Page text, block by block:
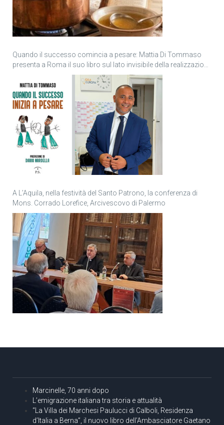
Quando il successo comincia a pesare: Mattia Di Tommaso
presenta a Roma il suo libro sul lato invisibile della realizzazione
A L’Aquila, nella festività del Santo Patrono, la conferenza di
Mons. Corrado Lorefice, Arcivescovo di Palermo
Marcinelle, 70 anni dopo
L’emigrazione italiana tra storia e attualità
“La Villa dei Marchesi Paulucci di Calboli, Residenza
d’Italia a Berna”, il nuovo libro dell’Ambasciatore Gaetano